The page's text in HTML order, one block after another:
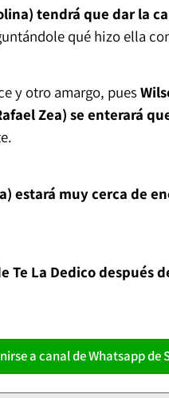
tendrá que dar la
qué hizo ella
y otro amargo, pues
Zea) se enterará
estará muy cerca de
La Dedico después
a canal de Whatsapp de